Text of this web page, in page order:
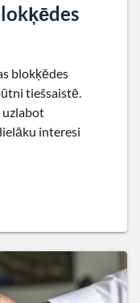
blokķēdes
tiešsaistē.
uzlabot
interesi